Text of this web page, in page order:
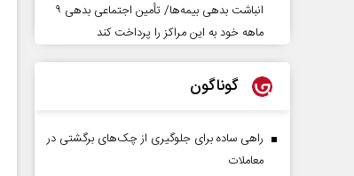
انباشت بدهی بیمه‌ها/ تأمین اجتماعی بدهی ۹
ماهه خود به این مراکز را پرداخت کند
گوناگون
راهی ساده برای جلوگیری از چک‌های برگشتی در
معاملات